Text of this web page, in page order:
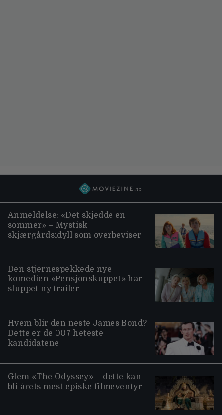
Anmeldelse: «Det skjedde en
sommer» – Mystisk
skjærgårdsidyll som overbeviser
Den stjernespekkede nye
komedien «Pensjonskuppet» har
sluppet ny trailer
Hvem blir den neste James Bond?
Dette er de 007 heteste
kandidatene
Glem «The Odyssey» – dette kan
bli årets mest episke filmeventyr